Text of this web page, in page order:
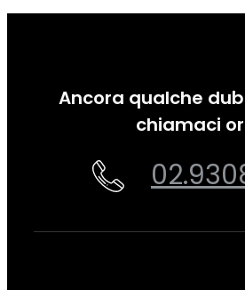
Ancora qualche
chiamaci